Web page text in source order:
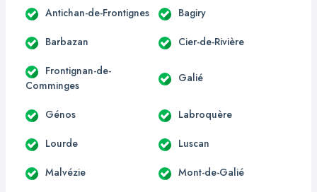
Antichan-de-Frontignes Bagiry
Barbazan Cier-de-Rivière
Frontignan-de-
Comminges
Galié
Génos Labroquère
Lourde Luscan
Malvézie Mont-de-Galié